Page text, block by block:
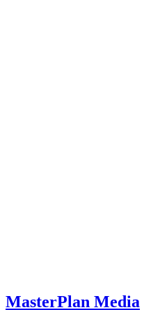
MasterPlan Media